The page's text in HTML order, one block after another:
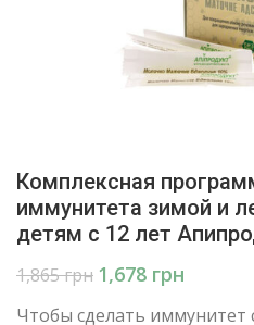
Комплексная
иммунитета зимой и
детям с 12 лет
1,865грн 1,678 грн
Чтобы сделать иммунитет